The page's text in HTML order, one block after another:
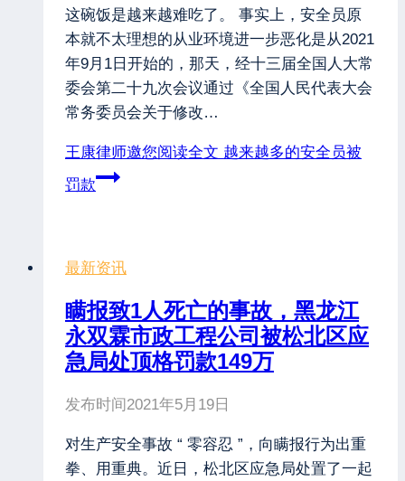
这碗饭是越来越难吃了。 事实上，安全员原
本就不太理想的从业环境进一步恶化是从2021
年9月1日开始的，那天，经十三届全国人大常
委会第二十九次会议通过《全国人民代表大会
常务委员会关于修改…
王康律师邀您阅读全文 越来越多的安全员被
罚款
最新资讯
瞒报致1人死亡的事故，黑龙江
永双霖市政工程公司被松北区应
急局处顶格罚款149万
发布时间2021年5月19日
对生产安全事故 “ 零容忍 ”，向瞒报行为出重
拳、用重典。近日，松北区应急局处置了一起